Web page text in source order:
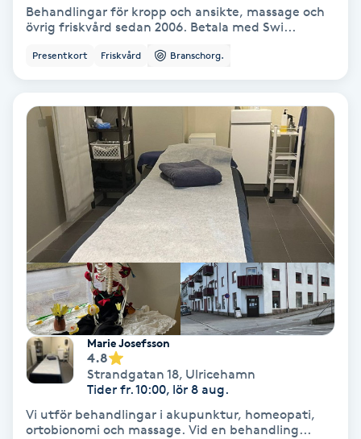
Optiker
Ortobionomi
Ortopedi
Osteopati
Paraffinbehandling
Pedikyr
Pensionärklippning
Permanent
Permanent hårborttagning
Behandlingar för kropp och ansikte, massage och
övrig friskvård sedan 2006. Betala med Swi...
Presentkort Friskvård Branschorg.
Marie Josefsson
4.8
Strandgatan 18, Ulricehamn
Tider fr. 10:00, lör 8 aug.
Vi utför behandlingar i akupunktur, homeopati,
ortobionomi och massage. Vid en behandling...